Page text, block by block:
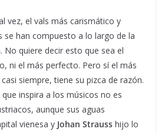
vez, el vals más carismático y
se han compuesto a lo largo de la
No quiere decir esto que sea el
ni el más perfecto. Pero sí el más
siempre, tiene su pizca de razón.
inspira a los músicos no es
aunque sus aguas
vienesa y Johan Strauss hijo lo